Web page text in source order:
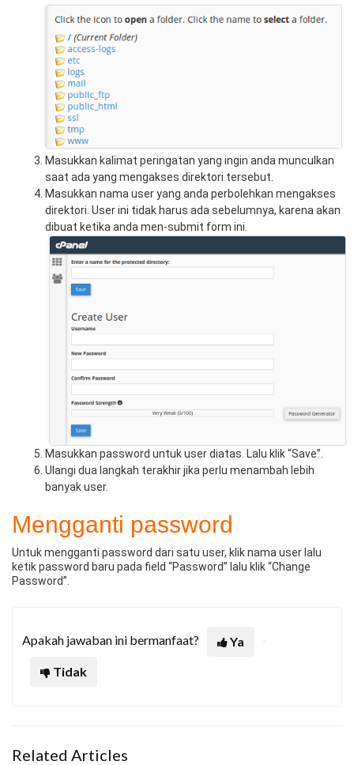
Masukkan kalimat peringatan yang ingin anda munculkan
saat ada yang mengakses direktori tersebut.
Masukkan nama user yang anda perbolehkan mengakses
direktori. User ini tidak harus ada sebelumnya, karena akan
dibuat ketika anda men-submit form ini.
Masukkan password untuk user diatas. Lalu klik “Save”.
Ulangi dua langkah terakhir jika perlu menambah lebih
banyak user.
Mengganti password
Untuk mengganti password dari satu user, klik nama user lalu
ketik password baru pada field “Password” lalu klik “Change
Password”.
Apakah jawaban ini bermanfaat?
Ya
Tidak
Related Articles